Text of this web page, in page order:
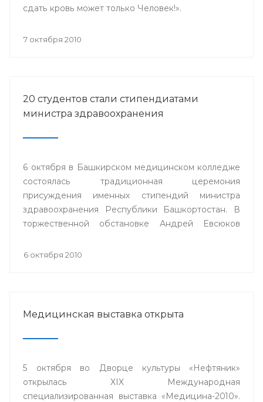
сдать кровь может только Человек!».
7 октября 2010
20 студентов стали стипендиатами
министра здравоохранения
6 октября в Башкирском медицинском колледже
состоялась традиционная церемония
присуждения именных стипендий министра
здравоохранения Республики Башкортостан. В
торжественной обстановке Андрей Евсюков
колледжей республики дипломы о присуждении
6 октября 2010
Медицинская выставка открыта
5 октября во Дворце культуры «Нефтяник»
открылась XIX Международная
специализированная выставка «Медицина-2010».